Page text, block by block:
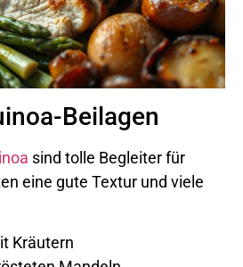
Beilagen
sind tolle Begleiter für
eine gute Textur und viele
Kräutern